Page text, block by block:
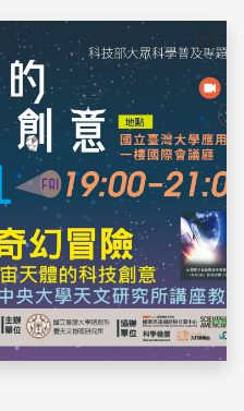
於宇宙的理解。
儲存